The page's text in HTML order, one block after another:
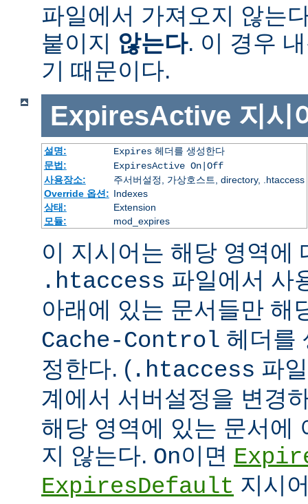
파일에서 가져오지 않는
붙이지 않는다. 이 경우
기 때문이다.
ExpiresActive 지시
설명: Expires헤더를 생성한다
문법:
ExpiresActive On|Off
사용장소:
주서버설정, 가상호스트, directory, .htaccess
Override 옵션: Indexes
상태:
Extension
모듈:
mod_expires
이 지시어는 해당 영역에
.htaccess 파일에서 사
아래에 있는 문서들만 해
Cache-Control 헤더를
정한다. ( .htaccess 파
계에서 서버설정을 변경
해당 영역에 있는 문서에
지 않는다. On이면
ExpiresDefault 지시